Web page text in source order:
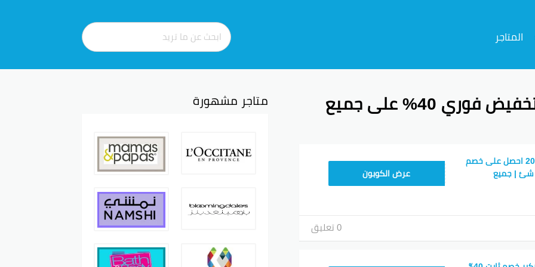
المتاجر
كوبون خصم مذركير 2026 تخفيض فوري 40% على جميع
كود خصم مذركير 2026 احصل على خصم
كل شئ | جميع
ADJ7Rعرض الكوبون
0 تعليق
متاجر مشهورة